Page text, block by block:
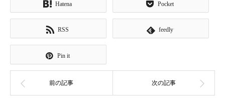
Hatena Pocket
RSS feedly
Pin it